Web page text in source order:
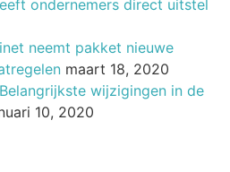
ondernemers direct uitstel
neemt pakket nieuwe
maart 18, 2020
wijzigingen in de
10, 2020